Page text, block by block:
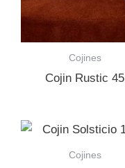
Cojines
Cojin Rustic 45
Cojines